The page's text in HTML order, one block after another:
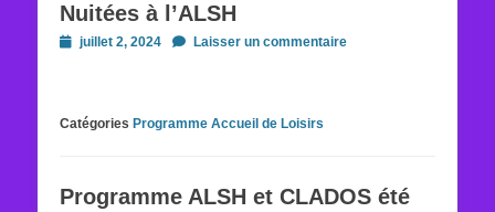
Nuitées à l’ALSH
Postedjuillet 2, 2024 Laisser un commentaire
Catégories Programme Accueil de Loisirs
Programme ALSH et CLADOS été